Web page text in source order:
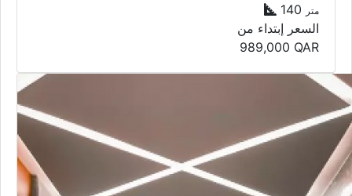
140 متر
السعر إبتداء من
989,000 QAR